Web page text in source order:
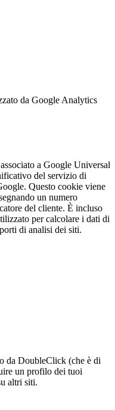
da Google Analytics
a Google Universal
del servizio di
Questo cookie viene
un numero
del cliente. È incluso
per calcolare i dati di
di analisi dei siti.
da DoubleClick (che è di
un profilo dei tuoi
altri siti.